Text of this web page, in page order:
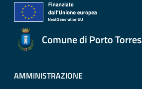
Comune di Porto Torres
AMMINISTRAZIONE